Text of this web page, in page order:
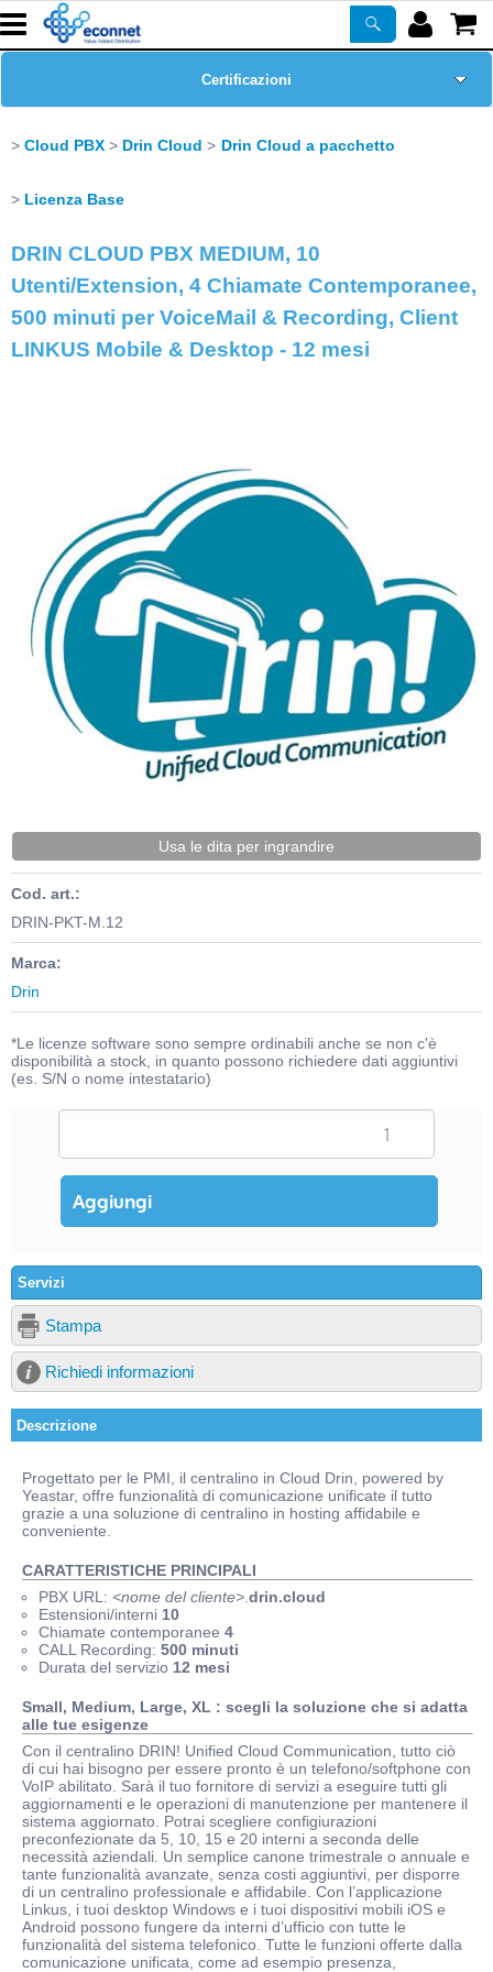
Prodotti
Corsi
Certificazioni
PROMO ATTIVE
Cloud PBX Drin Cloud Drin Cloud a pacchetto
Licenza Base
DRIN CLOUD PBX MEDIUM, 10
Utenti/Extension, 4 Chiamate Contemporanee,
500 minuti per VoiceMail & Recording, Client
LINKUS Mobile & Desktop - 12 mesi
Usa le dita per ingrandire
Cod. art.:
DRIN-PKT-M.12
Marca:
Drin
*Le licenze software sono sempre ordinabili anche se non c'è
disponibilità a stock, in quanto possono richiedere dati aggiuntivi
(es. S/N o nome intestatario)
Servizi
Stampa
Richiedi informazioni
Descrizione
Progettato per le PMI, il centralino in Cloud Drin, powered by
Yeastar, offre funzionalità di comunicazione unificate il tutto
grazie a una soluzione di centralino in hosting affidabile e
conveniente.
CARATTERISTICHE PRINCIPALI
PBX URL: <nome del cliente> drin.cloud
Estensioni/interni 10
Chiamate contemporanee 4
CALL Recording: 500 minuti
Durata del servizio 12 mesi
Small, Medium, Large, XL : scegli la soluzione che si adatta
alle tue esigenze
Con il centralino DRIN! Unified Cloud Communication, tutto ciò
di cui hai bisogno per essere pronto è un telefono/softphone con
VoIP abilitato. Sarà il tuo fornitore di servizi a eseguire tutti gli
aggiornamenti e le operazioni di manutenzione per mantenere il
sistema aggiornato. Potrai scegliere configiurazioni
preconfezionate da 5, 10, 15 e 20 interni a seconda delle
necessità aziendali. Un semplice canone trimestrale o annuale e
tante funzionalità avanzate, senza costi aggiuntivi, per disporre
di un centralino professionale e affidabile. Con l’applicazione
Linkus, i tuoi desktop Windows e i tuoi dispositivi mobili iOS e
Android possono fungere da interni d’ufficio con tutte le
funzionalità del sistema telefonico. Tutte le funzioni offerte dalla
comunicazione unificata, come ad esempio presenza,